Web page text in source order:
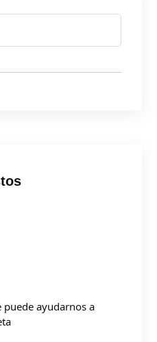
puede ayudarnos a